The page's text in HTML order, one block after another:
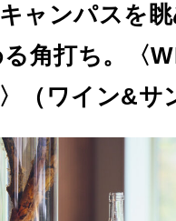
ャンパスを
る角打ち。〈
（ワイン&サ